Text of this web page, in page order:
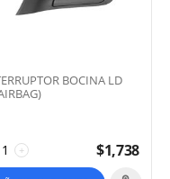
BOCINA LD
+ $1,738